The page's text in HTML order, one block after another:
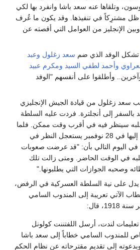
وتلقاها عنه سعد باشا وانفرد بها لكي
ظل مشترِكاً في تنفيذها. وقد يكون ما عُرف
الإنجليز من العوامل التي أقصته عن
الوفد الذي ضم سعد زغلول وعبد
وأحمد لطفي السيد ومكرم عبيد
وأطلقوا على أنفسهم "الوفد
سعد زغلول من قيادة الجيش الإنجليزي
بالسفر إلى أنجلترة. فردت عليه السلطة
ظلبه سينظر فيه في أقرب وقت ممكن. فلما
أبطأت في الرد أرسل إليها في 28 نوفمبر يستعجل النظر في
في اليوم التالي بأن: "قد عرضت صعوبات
في الوقت الحاضر. ومتى زالت تلك
وصحبه الجوازات التي يطلبونها."
يدل على نية السلطة العسركية في الرفض،
الآتي تعريبة إلى المندوب السامي
لندت، أرسل اللفتننت كولونل
للمندوب السامي خطاباً إلى سعد باشا
إلى تقديم مقترحاته عن نظام الحكم